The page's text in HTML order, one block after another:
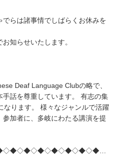
でらは諸事情でしばらくお休みを
知らせいたします。
Deaf Language Clubの略で、
話を尊重しています。 有志の集
なります。 様々なジャンルで活躍
参加者に、多岐にわたる講演を提